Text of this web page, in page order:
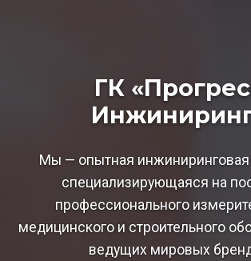
ГК
Мы — опытная инжиниринговая
специализирующаяся на
профессионального
медицинского и строительного
ведущих мировых